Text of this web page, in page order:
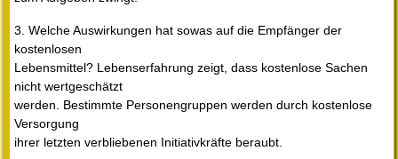
3. Welche Auswirkungen hat sowas auf die Empfänger der
kostenlosen
Lebensmittel? Lebenserfahrung zeigt, dass kostenlose Sachen
nicht wertgeschätzt
werden. Bestimmte Personengruppen werden durch kostenlose
Versorgung
ihrer letzten verbliebenen Initiativkräfte beraubt.